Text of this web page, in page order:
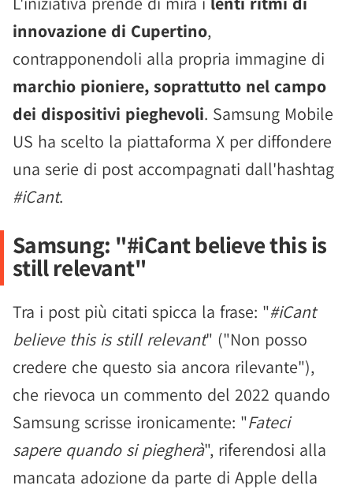
innovazione di Cupertino,
contrapponendoli alla propria immagine di
marchio pioniere, soprattutto nel campo
dei dispositivi pieghevoli. Samsung Mobile
US ha scelto la piattaforma X per diffondere
una serie di post accompagnati dall'hashtag
#iCant.
Samsung: "#iCant believe this is
still relevant"
Tra i post più citati spicca la frase: "#iCant
believe this is still relevant" ("Non posso
credere che questo sia ancora rilevante"),
che rievoca un commento del 2022 quando
Samsung scrisse ironicamente: "Fateci
sapere quando si piegherà", riferendosi alla
mancata adozione da parte di Apple della